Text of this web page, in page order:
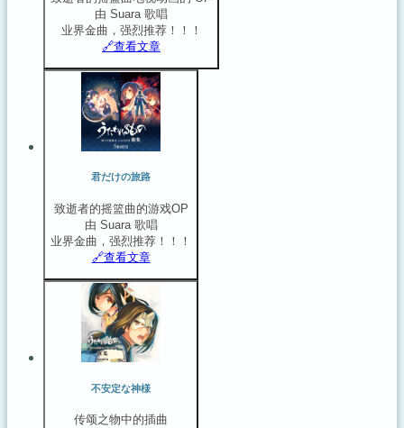
由 Suara 歌唱
业界金曲，强烈推荐！！！
🔗️查看文章
君だけの旅路
致逝者的摇篮曲的游戏OP
由 Suara 歌唱
业界金曲，强烈推荐！！！
🔗️查看文章
不安定な神様
传颂之物中的插曲